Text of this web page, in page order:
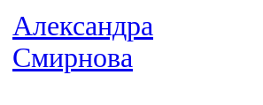
Александра
Смирнова